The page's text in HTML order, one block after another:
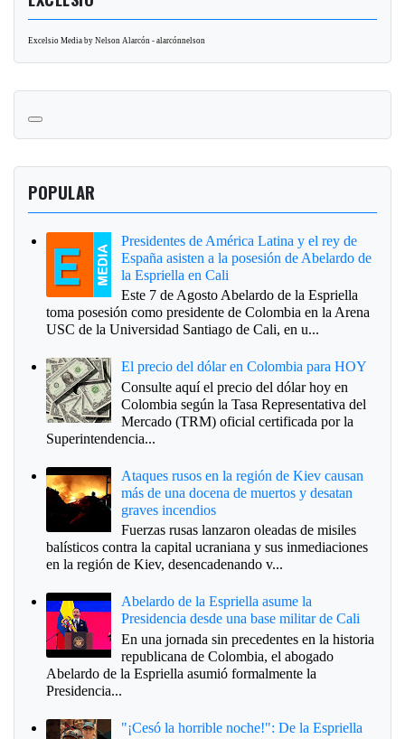
Excelsio Media by Nelson Alarcón - alarcónnelson
POPULAR
Presidentes de América Latina y el rey de
España asisten a la posesión de Abelardo de
la Espriella en Cali
Este 7 de Agosto Abelardo de la Espriella
toma posesión como presidente de Colombia en la Arena
USC de la Universidad Santiago de Cali, en u...
El precio del dólar en Colombia para HOY
Consulte aquí el precio del dólar hoy en
Colombia según la Tasa Representativa del
Mercado (TRM) oficial certificada por la
Superintendencia...
Ataques rusos en la región de Kiev causan
más de una docena de muertos y desatan
graves incendios
Fuerzas rusas lanzaron oleadas de misiles
balísticos contra la capital ucraniana y sus inmediaciones
en la región de Kiev, desencadenando v...
Abelardo de la Espriella asume la
Presidencia desde una base militar de Cali
En una jornada sin precedentes en la historia
republicana de Colombia, el abogado
Abelardo de la Espriella asumió formalmente la
Presidencia...
"¡Cesó la horrible noche!": De la Espriella